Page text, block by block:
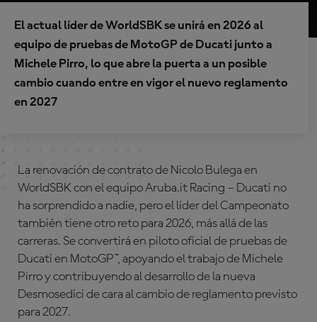
El actual líder de WorldSBK se unirá en 2026 al
equipo de pruebas de MotoGP de Ducati junto a
Michele Pirro, lo que abre la puerta a un posible
cambio cuando entre en vigor el nuevo reglamento
en 2027
La renovación de contrato de Nicolo Bulega en
WorldSBK con el equipo Aruba.it Racing – Ducati no
ha sorprendido a nadie, pero el líder del Campeonato
también tiene otro reto para 2026, más allá de las
carreras. Se convertirá en piloto oficial de pruebas de
Ducati en MotoGP™, apoyando el trabajo de Michele
Pirro y contribuyendo al desarrollo de la nueva
Desmosedici de cara al cambio de reglamento previsto
para 2027.